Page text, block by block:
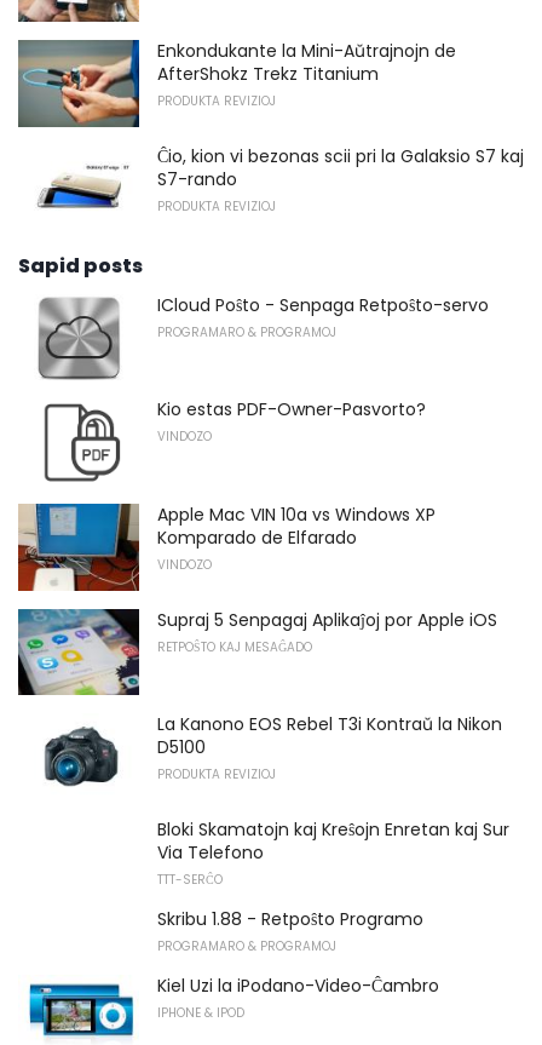
Enkondukante la Mini-Aŭtrajnojn de
AfterShokz Trekz Titanium
PRODUKTA REVIZIOJ
Ĉio, kion vi bezonas scii pri la Galaksio S7 kaj
S7-rando
PRODUKTA REVIZIOJ
Sapid posts
ICloud Poŝto - Senpaga Retpoŝto-servo
PROGRAMARO & PROGRAMOJ
Kio estas PDF-Owner-Pasvorto?
VINDOZO
Apple Mac VIN 10a vs Windows XP
Komparado de Elfarado
VINDOZO
Supraj 5 Senpagaj Aplikaĵoj por Apple iOS
RETPOŜTO KAJ MESAĜADO
La Kanono EOS Rebel T3i Kontraŭ la Nikon
D5100
PRODUKTA REVIZIOJ
Bloki Skamatojn kaj Kreŝojn Enretan kaj Sur
Via Telefono
TTT-SERĈO
Skribu 1.88 - Retpoŝto Programo
PROGRAMARO & PROGRAMOJ
Kiel Uzi la iPodano-Video-Ĉambro
IPHONE & IPOD